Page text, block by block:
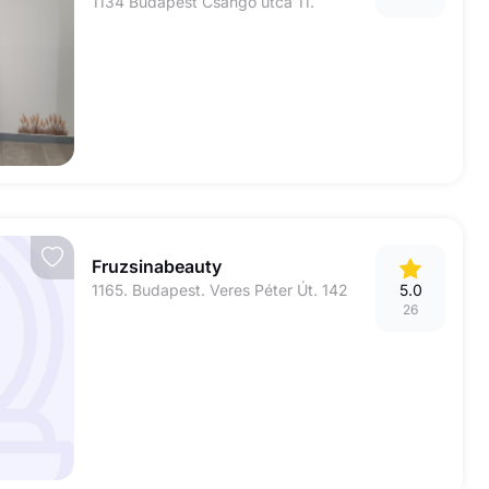
Fruzsinabeauty
1165. Budapest. Veres Péter Út. 142 5.0
26